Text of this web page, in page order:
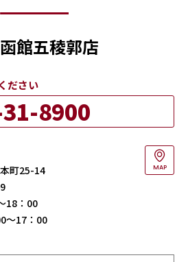
函館五稜郭店
ださい
8900
町25-14
MAP
18：00
～17：00